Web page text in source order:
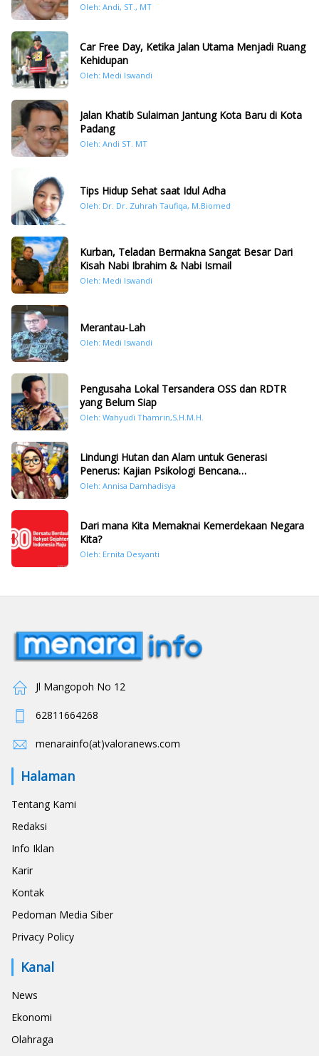
Oleh: Andi, ST., MT
Car Free Day, Ketika Jalan Utama Menjadi Ruang
Kehidupan
Oleh: Medi Iswandi
Jalan Khatib Sulaiman Jantung Kota Baru di Kota
Padang
Oleh: Andi ST. MT
Tips Hidup Sehat saat Idul Adha
Oleh: Dr. Dr. Zuhrah Taufiqa, M.Biomed
Kurban, Teladan Bermakna Sangat Besar Dari
Kisah Nabi Ibrahim & Nabi Ismail
Oleh: Medi Iswandi
Merantau-Lah
Oleh: Medi Iswandi
Pengusaha Lokal Tersandera OSS dan RDTR
yang Belum Siap
Oleh: Wahyudi Thamrin,S.H.M.H.
Lindungi Hutan dan Alam untuk Generasi
Penerus: Kajian Psikologi Bencana
Hidrometeorologi di Sumatera Pasca Tragedi
Oleh: Annisa Damhadisya
Dari mana Kita Memaknai Kemerdekaan Negara
Kita?
Oleh: Ernita Desyanti
Jl Mangopoh No 12
62811664268
menarainfo(at)valoranews.com
Halaman
Tentang Kami
Redaksi
Info Iklan
Karir
Kontak
Pedoman Media Siber
Privacy Policy
Kanal
News
Ekonomi
Olahraga